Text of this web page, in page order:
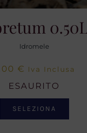
Idromele
€ Iva Inclusa
ESAURITO
SELEZIONA